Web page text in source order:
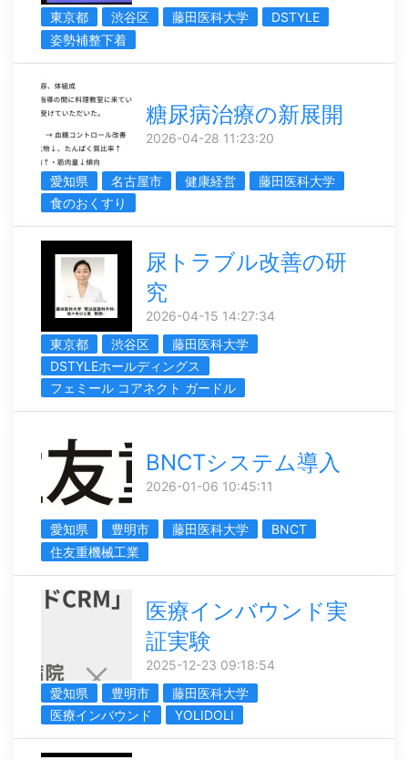
東京都 渋谷区 藤田医科大学
DSTYLE
姿勢補整下着
糖尿病治療の新展開
2026-04-28 11:23:20
愛知県 名古屋市 健康経営
藤田医科大学
食のおくすり
尿トラブル改善の研
究
2026-04-15 14:27:34
東京都
渋谷区
藤田医科大学
DSTYLEホールディングス
フェミール コアネクト ガードル
BNCTシステム導入
2026-01-06 10:45:11
愛知県 豊明市 藤田医科大学
BNCT
住友重機械工業
医療インバウンド実
証実験
2025-12-23 09:18:54
愛知県
豊明市
藤田医科大学
医療インバウンド
YOLIDOLI